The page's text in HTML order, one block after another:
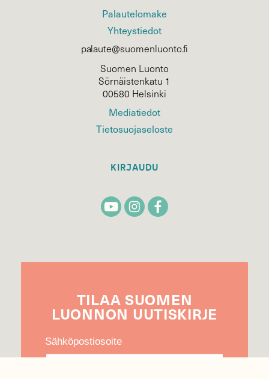
Palautelomake
Yhteystiedot
palaute@suomenluonto.fi
Suomen Luonto
Sörnäistenkatu 1
00580 Helsinki
Mediatiedot
Tietosuojaseloste
KIRJAUDU
TILAA SUOMEN
LUONNON UUTIS­KIRJE
Sähköpostiosoite